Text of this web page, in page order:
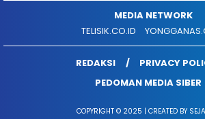
MEDIA NETWORK
TELISIK.CO.ID
REDAKSI
PRIVACY
PEDOMAN MEDIA SIBER
COPYRIGHT © 2025 | CREATED BY